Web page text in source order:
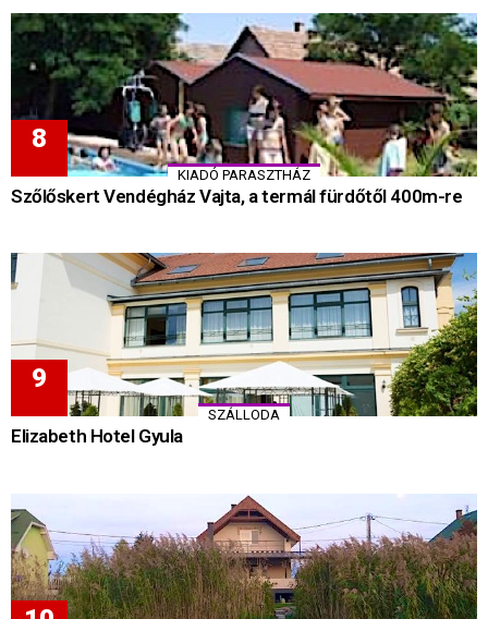
KIADÓ PARASZTHÁZ
Szőlőskert Vendégház Vajta, a termál fürdőtől 400m-re
SZÁLLODA
Elizabeth Hotel Gyula